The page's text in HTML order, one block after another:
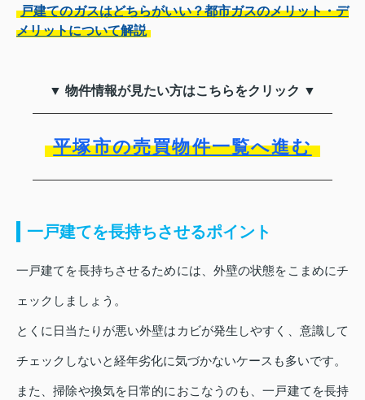
戸建てのガスはどちらがいい？都市ガスのメリット・デ
メリットについて解説
▼ 物件情報が見たい方はこちらをクリック ▼
平塚市の売買物件一覧へ進む
一戸建てを長持ちさせるポイント
一戸建てを長持ちさせるためには、外壁の状態をこまめにチ
ェックしましょう。
とくに日当たりが悪い外壁はカビが発生しやすく、意識して
チェックしないと経年劣化に気づかないケースも多いです。
また、掃除や換気を日常的におこなうのも、一戸建てを長持